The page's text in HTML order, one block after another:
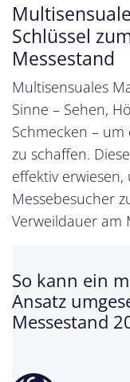
Schlüssel
Messestand
Multisensuales
Sinne – Sehen,
Schmecken –
zu schaffen.
effektiv
Messebesucher
Verweildauer am
So kann ein
Ansatz
Messestand